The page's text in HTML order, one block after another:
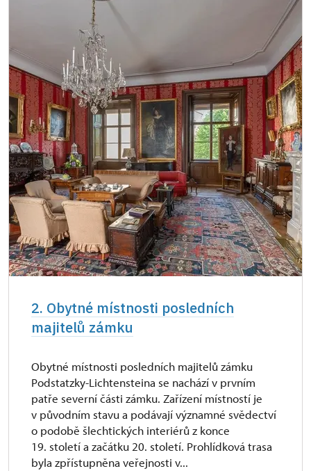
2. Obytné místnosti posledních
majitelů zámku
Obytné místnosti posledních majitelů zámku
Podstatzky-Lichtensteina se nachází v prvním
patře severní části zámku. Zařízení místností je
v původním stavu a podávají významné svědectví
o podobě šlechtických interiérů z konce
19. století a začátku 20. století. Prohlídková trasa
byla zpřístupněna veřejnosti v...